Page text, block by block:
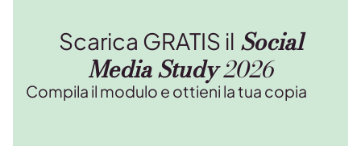
Scarica GRATIS il Social
Media Study2026
Compila il modulo e ottieni la tua copia